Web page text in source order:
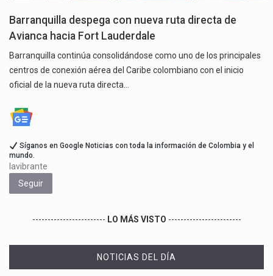
Barranquilla despega con nueva ruta directa de
Avianca hacia Fort Lauderdale
Barranquilla continúa consolidándose como uno de los principales
centros de conexión aérea del Caribe colombiano con el inicio
oficial de la nueva ruta directa…
Síganos en Google Noticias con toda la información de Colombia y el
mundo.
lavibrante
Seguir
------------------------ LO MÁS VISTO ------------------------
NOTICIAS DEL DÍA